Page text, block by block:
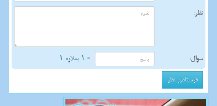
نظر:
سوال: = ۱ بعلاوه ۱